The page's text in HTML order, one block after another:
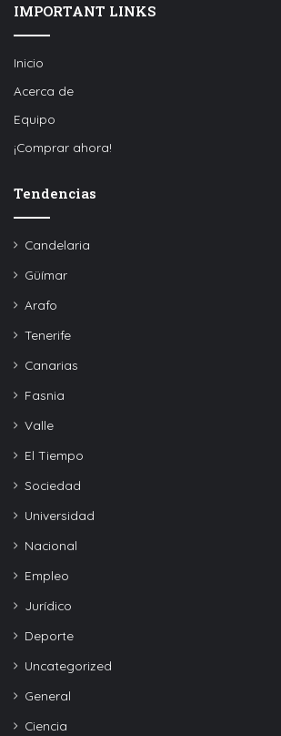
IMPORTANT LINKS
Inicio
Acerca de
Equipo
¡Comprar ahora!
Tendencias
Candelaria
Güímar
Arafo
Tenerife
Canarias
Fasnia
Valle
El Tiempo
Sociedad
Universidad
Nacional
Empleo
Jurídico
Deporte
Uncategorized
General
Ciencia